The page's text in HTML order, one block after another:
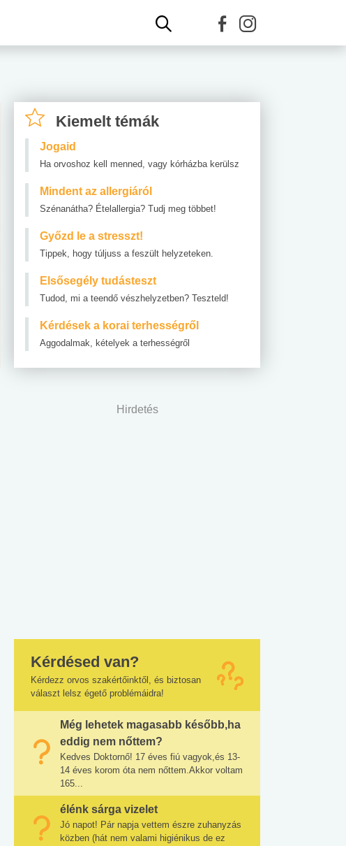
Kiemelt témák
Jogaid
Ha orvoshoz kell menned, vagy kórházba kerülsz
Mindent az allergiáról
Szénanátha? Ételallergia? Tudj meg többet!
Győzd le a stresszt!
Tippek, hogy túljuss a feszült helyzeteken.
Elsősegély tudásteszt
Tudod, mi a teendő vészhelyzetben? Teszteld!
Kérdések a korai terhességről
Aggodalmak, kételyek a terhességről
Hirdetés
Kérdésed van?
Kérdezz orvos szakértőinktől, és biztosan
választ lelsz égető problémáidra!
Még lehetek magasabb később,ha
eddig nem nőttem?
Kedves Doktornő! 17 éves fiú vagyok,és 13-
14 éves korom óta nem nőttem.Akkor voltam
165...
élénk sárga vizelet
Jó napot! Pár napja vettem észre zuhanyzás
közben (hát nem valami higiénikus de ez